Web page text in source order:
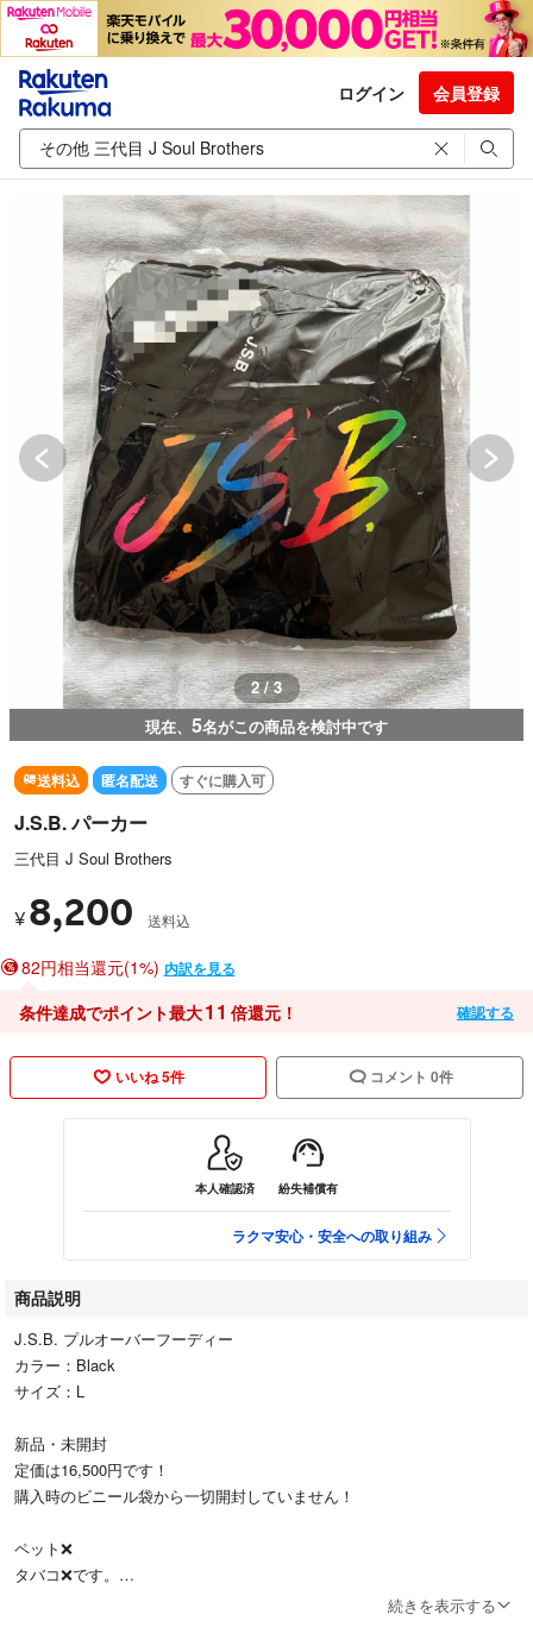
ログイン 会員登録
3 / 3
現在、 5名がこの商品を検討中です
送料込 匿名配送 すぐに購入可
J.S.B. パーカー
三代目 J Soul Brothers
¥ 8,200 送料込
82円相当還元(1%) 内訳を見る
条件達成でポイント最大11 倍還元！ 確認する
いいね 5件 コメント 0件
本人確認済 紛失補償有
ラクマ安心・安全への取り組み
商品説明
J.S.B. プルオーバーフーディー
カラー：Black
サイズ：L
新品・未開封
定価は16,500円です！
購入時のビニール袋から一切開封していません！
ペット❌
タバコ❌です。
続きを表示する